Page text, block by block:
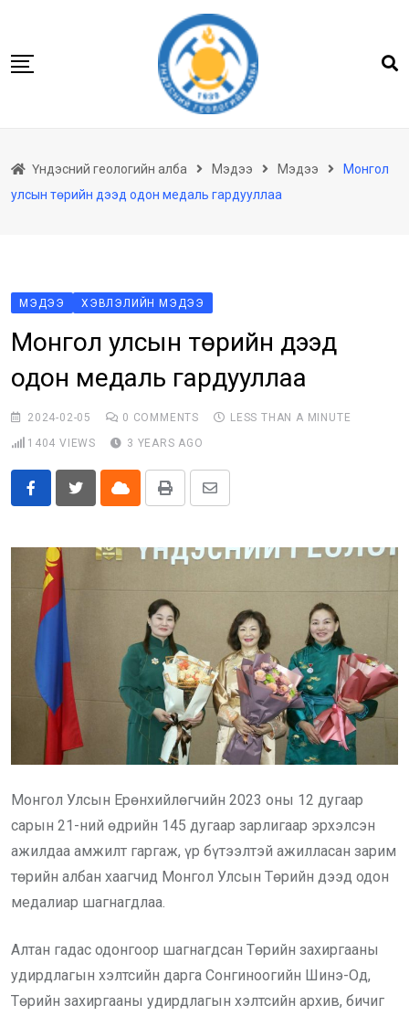
content
Бидний тухай
Хууль тогтоомж
Үйлчилгээ
Үндэсний геологийн алба Мэдээ Мэдээ
Монгол
улсын төрийн дээд одон медаль гардууллаа
МЭДЭЭ ХЭВЛЭЛИЙН МЭДЭЭ
Монгол улсын төрийн дээд
одон медаль гардууллаа
2024-02-05 0 COMMENTS
LESS THAN A MINUTE
1404 VIEWS 3 YEARS AGO
Cloud Print
Share
Email
Монгол Улсын Ерөнхийлөгчийн 2023 оны 12 дугаар
сарын 21-ний өдрийн 145 дугаар зарлигаар эрхэлсэн
ажилдаа амжилт гаргаж, үр бүтээлтэй ажилласан зарим
төрийн албан хаагчид Монгол Улсын Төрийн дээд одон
медалиар шагнагдлаа.
Алтан гадас одонгоор шагнагдсан Төрийн захиргааны
удирдлагын хэлтсийн дарга Сонгиноогийн Шинэ-Од,
Төрийн захиргааны удирдлагын хэлтсийн архив, бичиг